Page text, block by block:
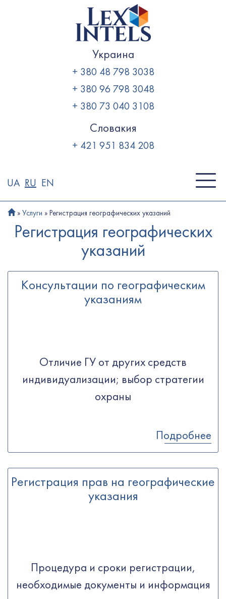
Украина
+ 380 48 798 3038
+ 380 96 798 3048
+ 380 73 040 3108
Словакия
+ 421 951 834 208
UA RU EN
» Услуги » Регистрация географических указаний
Регистрация географических
указаний
Консультации по географическим
указаниям
Отличие ГУ от других средств
индивидуализации; выбор стратегии
охраны
Подробнее
Регистрация прав на географические
указания
Процедура и сроки регистрации,
необходимые документы и информация